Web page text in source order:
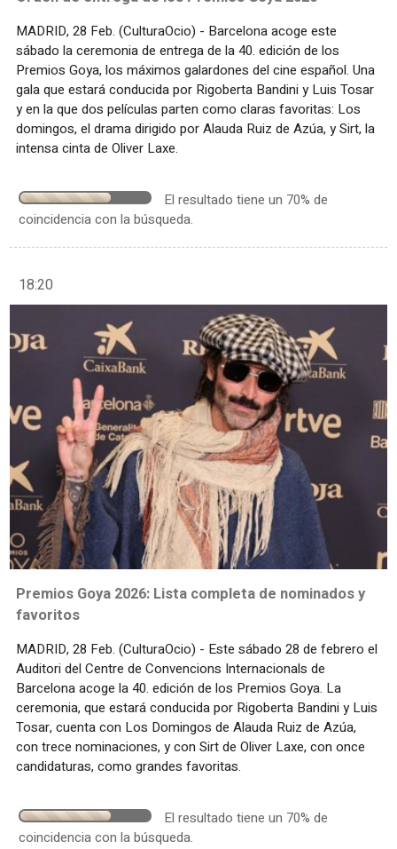
MADRID, 28 Feb. (CulturaOcio) - Barcelona acoge este
sábado la ceremonia de entrega de la 40. edición de los
Premios Goya, los máximos galardones del cine español. Una
gala que estará conducida por Rigoberta Bandini y Luis Tosar
y en la que dos películas parten como claras favoritas: Los
domingos, el drama dirigido por Alauda Ruiz de Azúa, y Sirt, la
intensa cinta de Oliver Laxe.
El resultado tiene un 70% de
coincidencia con la búsqueda.
18:20
Premios Goya 2026: Lista completa de nominados y
favoritos
MADRID, 28 Feb. (CulturaOcio) - Este sábado 28 de febrero el
Auditori del Centre de Convencions Internacionals de
Barcelona acoge la 40. edición de los Premios Goya. La
ceremonia, que estará conducida por Rigoberta Bandini y Luis
Tosar, cuenta con Los Domingos de Alauda Ruiz de Azúa,
con trece nominaciones, y con Sirt de Oliver Laxe, con once
candidaturas, como grandes favoritas.
El resultado tiene un 70% de
coincidencia con la búsqueda.